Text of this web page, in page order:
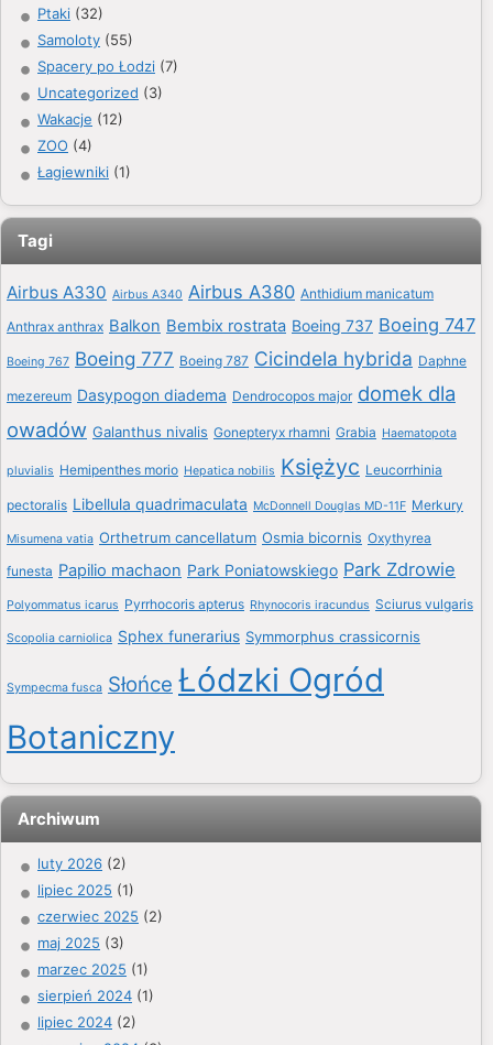
Ptaki (32)
Samoloty (55)
Spacery po Łodzi (7)
Uncategorized (3)
Wakacje (12)
ZOO (4)
Łagiewniki (1)
Tagi
Airbus A330 Airbus A340 Airbus A380 Anthidium manicatum
Anthrax anthrax Balkon Bembix rostrata Boeing 737 Boeing 747
Boeing 767 Boeing 777 Boeing 787 Cicindela hybrida Daphne
mezereum Dasypogon diadema Dendrocopos major domek dla
owadów Galanthus nivalis Gonepteryx rhamni Grabia Haematopota
pluvialis Hemipenthes morio Hepatica nobilis Księżyc Leucorrhinia
pectoralis Libellula quadrimaculata McDonnell Douglas MD-11F Merkury
Misumena vatia Orthetrum cancellatum Osmia bicornis Oxythyrea
funesta Papilio machaon Park Poniatowskiego Park Zdrowie
Polyommatus icarus Pyrrhocoris apterus Rhynocoris iracundus Sciurus vulgaris
Scopolia carniolica Sphex funerarius Symmorphus crassicornis
Sympecma fusca Słońce Łódzki Ogród
Botaniczny
Archiwum
luty 2026 (2)
lipiec 2025 (1)
czerwiec 2025 (2)
maj 2025 (3)
marzec 2025 (1)
sierpień 2024 (1)
lipiec 2024 (2)